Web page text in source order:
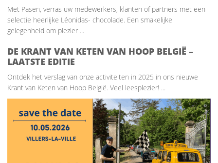
Met Pasen, verras uw medewerkers, klanten of partners met een
selectie heerlijke Léonidas- chocolade. Een smakelijke
gelegenheid om plezier ...
DE KRANT VAN KETEN VAN HOOP BELGIË –
LAATSTE EDITIE
Ontdek het verslag van onze activiteiten in 2025 in ons nieuwe
Krant van Keten van Hoop België. Veel leesplezier! ...